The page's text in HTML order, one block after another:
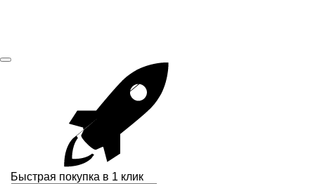
Быстрая покупка в 1 клик